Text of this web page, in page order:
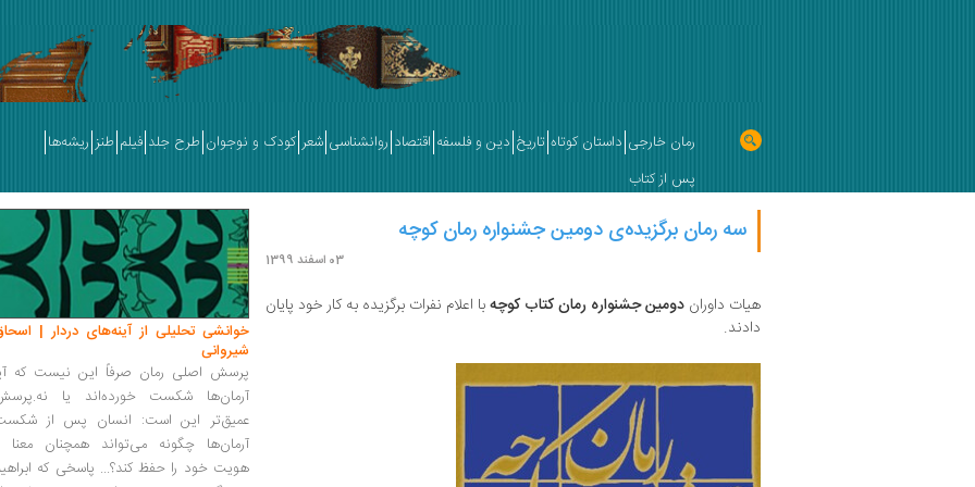
رمان خارجی داستان کوتاه تاریخ دین و فلسفه اقتصاد روانشناسی شعر کودک و نوجوان طرح جلد فیلم طنز ریشه‌ها
پس از کتاب
سه رمان برگزیده‌ی دومین جشنواره رمان کوچه
03 اسفند 1399
هیات داوران دومین جشنواره رمان کتاب کوچهبا اعلام نفرات برگزیده به کار خود پایان
دادند.
خوانشی تحلیلی از آینه‌های دردار |
شیروانی
پرسش اصلی رمان صرفاً این نیست که
آرمان‌ها شکست خورده‌اند یا
عمیق‌تر این است: انسان پس از
آرمان‌ها چگونه می‌تواند همچنان معنا
هویت خود را حفظ کند؟... پاسخی که